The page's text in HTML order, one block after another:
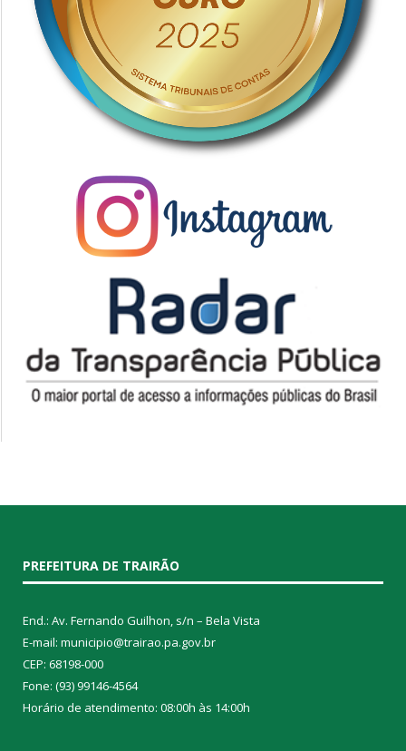
PREFEITURA DE TRAIRÃO
End.: Av. Fernando Guilhon, s/n – Bela Vista
E-mail: municipio@trairao.pa.gov.br
CEP: 68198-000
Fone: (93) 99146-4564
Horário de atendimento: 08:00h às 14:00h